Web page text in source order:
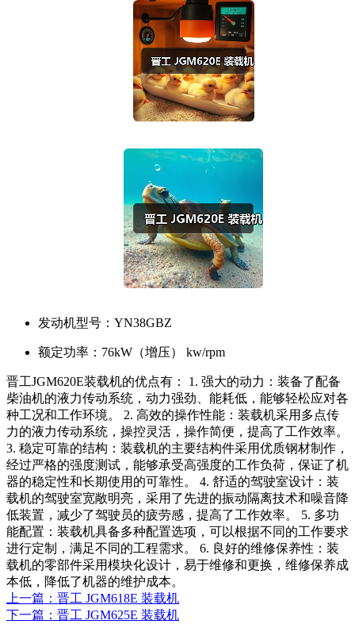
发动机型号： YN38GBZ
额定功率： 76kW（增压） kw/rpm
晋工JGM620E装载机的优点有： 1. 强大的动力：装备了配备
柴油机的液力传动系统，动力强劲、能耗低，能够轻松应对各
种工况和工作环境。 2. 高效的操作性能：装载机采用多点传
力的液力传动系统，操控灵活，操作简便，提高了工作效率。
3. 稳定可靠的结构：装载机的主要结构件采用优质钢材制作，
经过严格的强度测试，能够承受高强度的工作负荷，保证了机
器的稳定性和长期使用的可靠性。 4. 舒适的驾驶室设计：装
载机的驾驶室宽敞明亮，采用了先进的振动隔离技术和噪音降
低装置，减少了驾驶员的疲劳感，提高了工作效率。 5. 多功
能配置：装载机具备多种配置选项，可以根据不同的工作要求
进行定制，满足不同的工程需求。 6. 良好的维修保养性：装
载机的零部件采用模块化设计，易于维修和更换，维修保养成
本低，降低了机器的维护成本。
上一篇：晋工 JGM618E 装载机
下一篇：晋工 JGM625E 装载机